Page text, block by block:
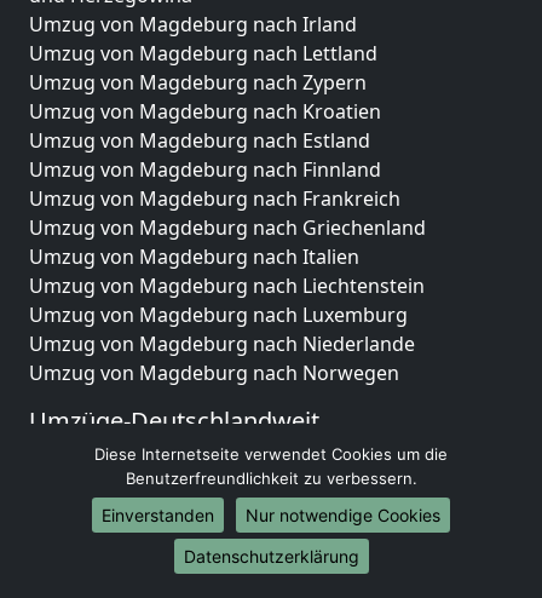
Umzug von Magdeburg nach Irland
Umzug von Magdeburg nach Lettland
Umzug von Magdeburg nach Zypern
Umzug von Magdeburg nach Kroatien
Umzug von Magdeburg nach Estland
Umzug von Magdeburg nach Finnland
Umzug von Magdeburg nach Frankreich
Umzug von Magdeburg nach Griechenland
Umzug von Magdeburg nach Italien
Umzug von Magdeburg nach Liechtenstein
Umzug von Magdeburg nach Luxemburg
Umzug von Magdeburg nach Niederlande
Umzug von Magdeburg nach Norwegen
Umzüge-Deutschlandweit
Umzug von Magdeburg nach Berlin
Umzug von Magdeburg nach Hamburg
Umzug von Magdeburg nach München
Umzug von Magdeburg nach Köln
Umzug von Magdeburg nach Frankfurt am Main
Diese Internetseite verwendet Cookies um die
Benutzerfreundlichkeit zu verbessern.
Einverstanden
Nur notwendige Cookies
Datenschutzerklärung